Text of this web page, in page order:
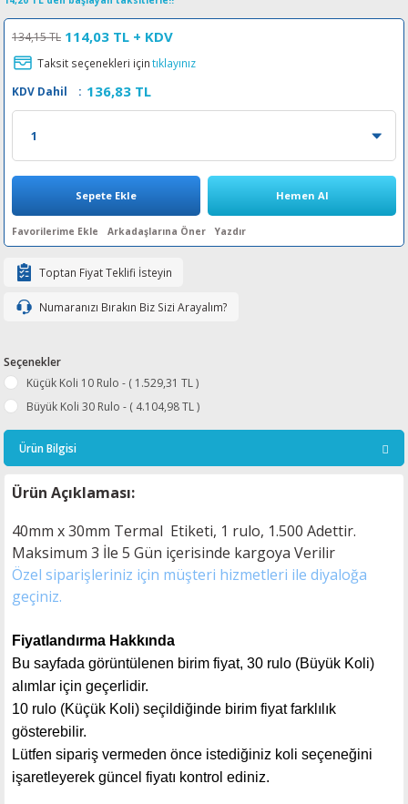
Ribon
CP
Pro
134,15 TL 114,03 TL + KDV
Taksit seçenekleri içintıklayınız
KDV Dahil
: 136,83 TL
Sepete Ekle Hemen Al
Arkadaşlarına Öner Yazdır
Toptan Fiyat Teklifi İsteyin
Numaranızı Bırakın Biz Sizi Arayalım?
Seçenekler
Küçük Koli 10 Rulo - ( 1.529,31 TL )
Büyük Koli 30 Rulo - ( 4.104,98 TL )
Ürün Bilgisi
Ürün Açıklaması:
40mm x 30mm Termal Etiketi, 1 rulo, 1.500 Adettir.
Maksimum 3 İle 5 Gün içerisinde kargoya Verilir
Özel siparişleriniz için müşteri hizmetleri ile diyaloğa
geçiniz.
Fiyatlandırma Hakkında
Bu sayfada görüntülenen birim fiyat, 30 rulo (Büyük Koli)
alımlar için geçerlidir.
10 rulo (Küçük Koli) seçildiğinde birim fiyat farklılık
gösterebilir.
Lütfen sipariş vermeden önce istediğiniz koli seçeneğini
işaretleyerek güncel fiyatı kontrol ediniz.